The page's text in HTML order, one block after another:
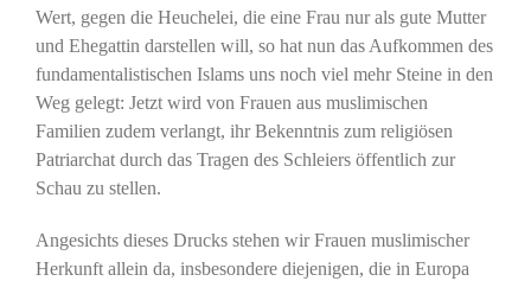
Wert, gegen die Heuchelei, die eine Frau nur als gute Mutter
und Ehegattin darstellen will, so hat nun das Aufkommen des
fundamentalistischen Islams uns noch viel mehr Steine in den
Weg gelegt: Jetzt wird von Frauen aus muslimischen
Familien zudem verlangt, ihr Bekenntnis zum religiösen
Patriarchat durch das Tragen des Schleiers öffentlich zur
Schau zu stellen.
Angesichts dieses Drucks stehen wir Frauen muslimischer
Herkunft allein da, insbesondere diejenigen, die in Europa